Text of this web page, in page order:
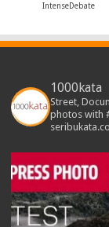
IntenseDebate
1000kata
Street,
photos with